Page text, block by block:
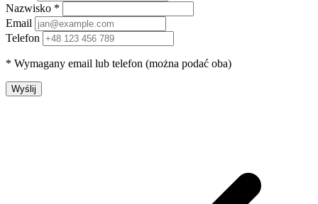
Nazwisko *
Email
Telefon
* Wymagany email lub telefon (można podać oba)
Wyślij